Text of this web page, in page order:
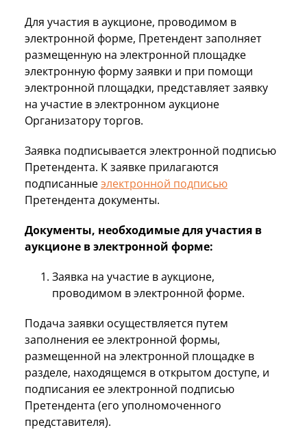
Для участия в аукционе, проводимом в
электронной форме, Претендент заполняет
размещенную на электронной площадке
электронную форму заявки и при помощи
электронной площадки, представляет заявку
на участие в электронном аукционе
Организатору торгов.
Заявка подписывается электронной подписью
Претендента. К заявке прилагаются
подписанныеэлектронной подписью
Претендента документы.
Документы, необходимые для участия в
аукционе в электронной форме:
Заявка на участие в аукционе,
проводимом в электронной форме.
Подача заявки осуществляется путем
заполнения ее электронной формы,
размещенной на электронной площадке в
разделе, находящемся в открытом доступе, и
подписания ее электронной подписью
Претендента (его уполномоченного
представителя).